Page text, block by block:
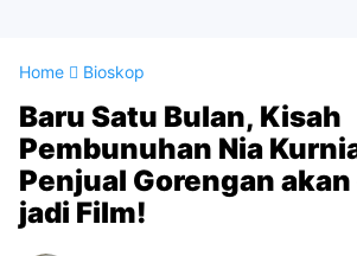
Home Bioskop
Baru Satu Bulan, Kisah
Pembunuhan Nia
Penjual Gorengan
jadi Film!